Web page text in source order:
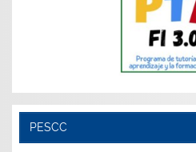
PESCC